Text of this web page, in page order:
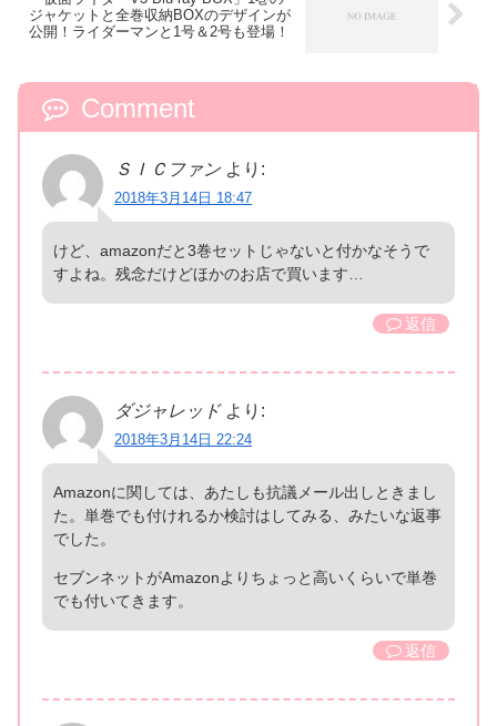
ジャケットと全巻収納BOXのデザインが
公開！ライダーマンと1号＆2号も登場！
Comment
ＳＩＣファン より:
2018年3月14日 18:47
けど、amazonだと3巻セットじゃないと付かなそうで
すよね。残念だけどほかのお店で買います…
返信
ダジャレッド より:
2018年3月14日 22:24
Amazonに関しては、あたしも抗議メール出しときまし
た。単巻でも付けれるか検討はしてみる、みたいな返事
でした。
セブンネットがAmazonよりちょっと高いくらいで単巻
でも付いてきます。
返信